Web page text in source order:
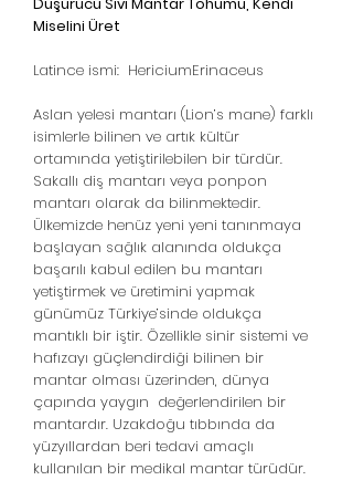
Miselini Üret
Latince ismi: HericiumErinaceus
Aslan yelesi mantarı (Lion’s mane) farklı
isimlerle bilinen ve artık kültür
ortamında yetiştirilebilen bir türdür.
Sakallı diş mantarı veya ponpon
mantarı olarak da bilinmektedir.
Ülkemizde henüz yeni yeni tanınmaya
başlayan sağlık alanında oldukça
başarılı kabul edilen bu mantarı
yetiştirmek ve üretimini yapmak
günümüz Türkiye’sinde oldukça
mantıklı bir iştir. Özellikle sinir sistemi ve
hafızayı güçlendirdiği bilinen bir
mantar olması üzerinden, dünya
çapında yaygın değerlendirilen bir
mantardır. Uzakdoğu tıbbında da
yüzyıllardan beri tedavi amaçlı
kullanılan bir medikal mantar türüdür.